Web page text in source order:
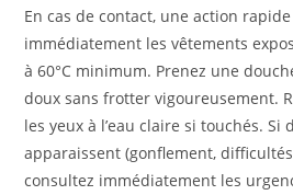
En cas de contact, une action
immédiatement les vêtements
à 60°C minimum. Prenez une
doux sans frotter vigoureusement.
les yeux à l’eau claire si touchés. Si
apparaissent (gonflement,
consultez immédiatement les